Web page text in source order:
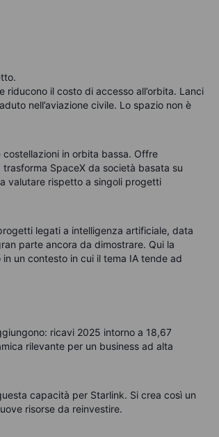
il costo di accesso all’orbita. Lanci
nell’aviazione civile. Lo spazio non è
in orbita bassa. Offre
SpaceX da società basata su
valutare rispetto a singoli progetti
legati a intelligenza artificiale, data
parte ancora da dimostrare. Qui la
un contesto in cui il tema IA tende ad
ricavi 2025 intorno a 18,67
rilevante per un business ad alta
capacità per Starlink. Si crea così un
risorse da reinvestire.